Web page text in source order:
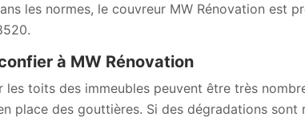
les normes, le couvreur MW Rénovation est
à MW Rénovation
toits des immeubles peuvent être très
place des gouttières. Si des dégradations